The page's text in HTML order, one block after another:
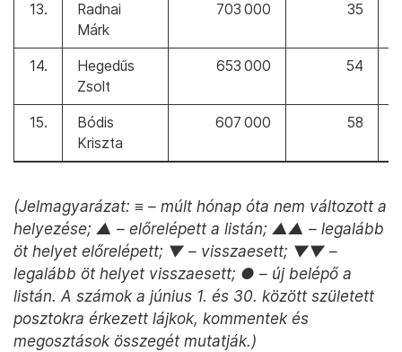
13.
Radnai
Márk
703 000 35
14.
Hegedűs
Zsolt
653 000 54
15.
Bódis
Kriszta
607 000 58
(Jelmagyarázat: ≡ – múlt hónap óta nem változott a
helyezése; ▲ – előrelépett a listán; ▲▲ – legalább
öt helyet előrelépett; ▼ – visszaesett; ▼▼ –
legalább öt helyet visszaesett; ● – új belépő a
listán. A számok a június 1. és 30. között született
posztokra érkezett lájkok, kommentek és
megosztások összegét mutatják.)